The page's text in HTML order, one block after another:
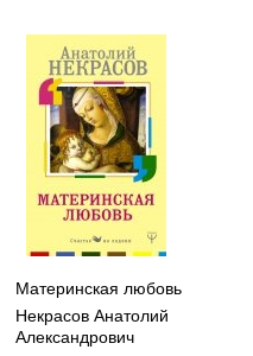
Материнская любовь
Некрасов Анатолий
Александрович